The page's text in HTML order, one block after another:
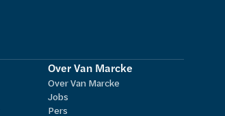
Over Van Marcke
Over Van Marcke
Jobs
Pers